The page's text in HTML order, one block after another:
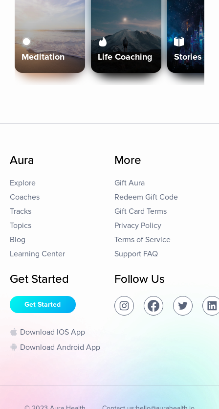
Meditation Life Coaching Stories
Aura
Explore
Coaches
Tracks
Topics
Blog
Learning Center
More
Gift Aura
Redeem Gift Code
Gift Card Terms
Privacy Policy
Terms of Service
Support FAQ
Get Started
Get Started
Download IOS App
Download Android App
Follow Us